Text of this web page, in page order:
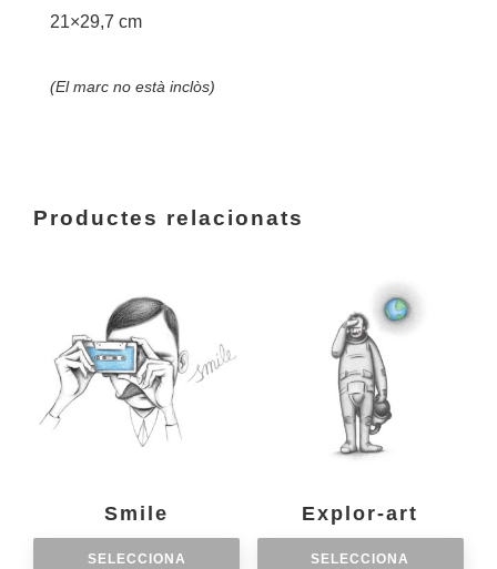
21×29,7 cm
(El marc no està inclòs)
Productes relacionats
Smile
SELECCIONA
Explor-art
SELECCIONA